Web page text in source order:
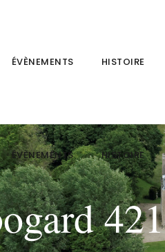
ÉVÈNEMENTS HISTOIRE
ÉVÈNEMENTS HISTOIRE
421